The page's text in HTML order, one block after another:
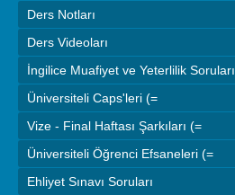
Ders Notları
Ders Videoları
İngilice Muafiyet ve Yeterlilik Soruları
Üniversiteli Caps'leri (=
Vize - Final Haftası Şarkıları (=
Üniversiteli Öğrenci Efsaneleri (=
Ehliyet Sınavı Soruları